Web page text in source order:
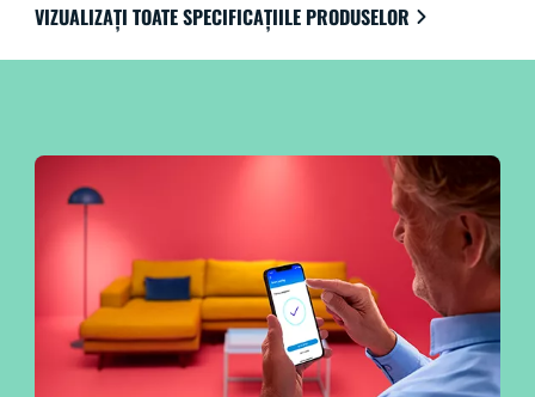
VIZUALIZAȚI TOATE SPECIFICAȚIILE PRODUSELOR